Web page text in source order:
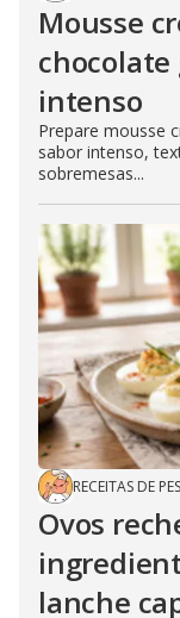
Mousse
chocolate
intenso
Prepare mousse
sabor intenso,
sobremesas...
RECEITAS DE
Ovos
lanche